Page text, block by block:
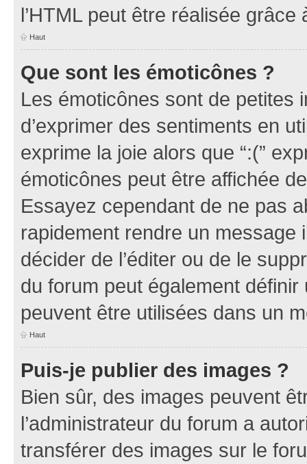
l’HTML peut être réalisée grâce
Haut
Que sont les émoticônes ?
Les émoticônes sont de petites
d’exprimer des sentiments en
exprime la joie alors que “:(”
émoticônes peut être affichée
Essayez cependant de ne pas
rapidement rendre un message
décider de l’éditer ou de le
du forum peut également définir
peuvent être utilisées dans un
Haut
Puis-je publier des images ?
Bien sûr, des images peuvent
l’administrateur du forum a
transférer des images sur le